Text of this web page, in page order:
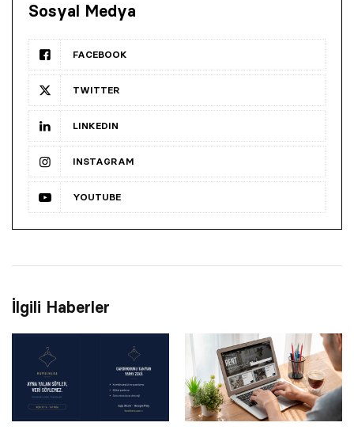
Sosyal Medya
FACEBOOK
TWITTER
LINKEDIN
INSTAGRAM
YOUTUBE
İlgili Haberler